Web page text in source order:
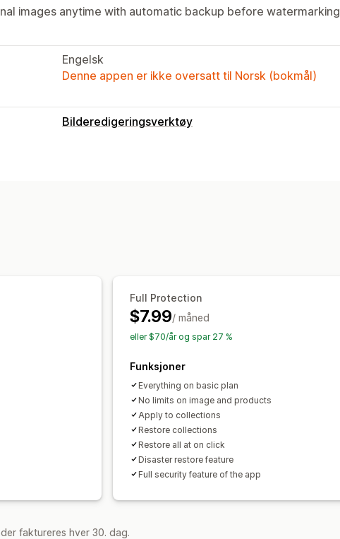
images anytime with automatic backup before watermarking
Engelsk
Denne appen er ikke oversatt til Norsk (bokmål)
Bilderedigeringsverktøy
Full Protection
$7.99/ måned
eller $70/år og spar 27 %
Funksjoner
Everything on basic plan
No limits on image and products
Apply to collections
Restore collections
Restore all at on click
Disaster restore feature
Full security feature of the app
faktureres hver 30. dag.